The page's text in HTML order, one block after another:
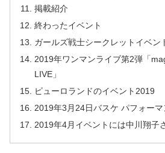
掲載紹介
終わったイベント
ガールズ戦士シークレットイベン
2019年ワンマンライブ第2弾「
LIVE」
ピューロランドのイベント2019
2019年3月24日バスケ パフォーマ
2019年4月イベントには中川翔子